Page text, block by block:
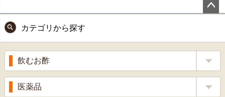
ップ
へ
カテゴリから探す
飲むお酢
補酵素のちから
医薬品